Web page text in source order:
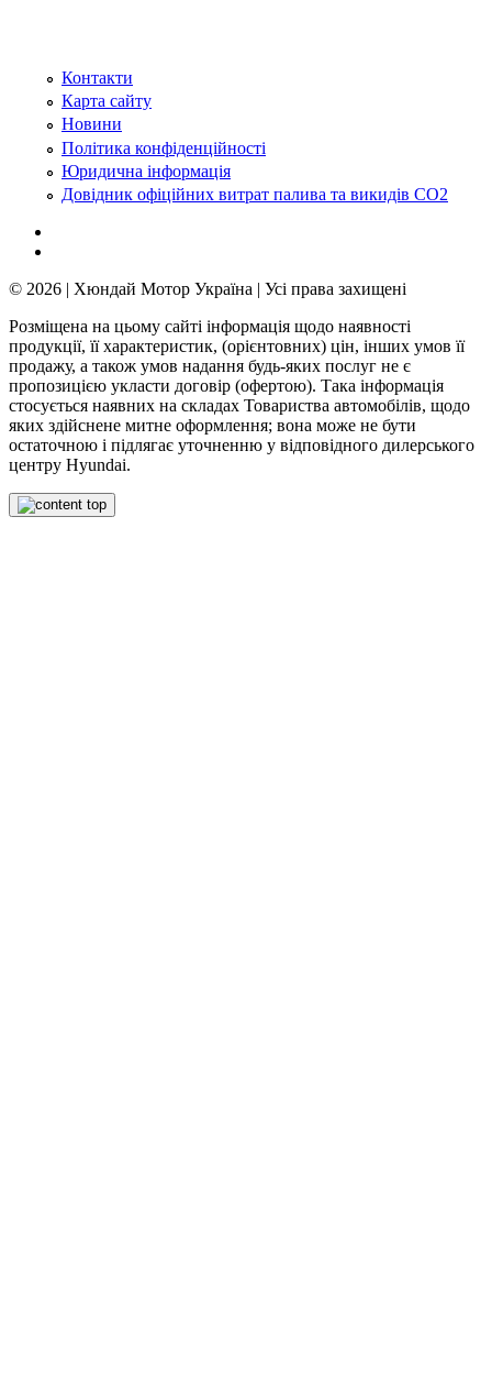
Контакти
Карта сайту
Новини
Політика конфіденційності
Юридична інформація
Довідник офіційних витрат палива та викидів СО2
© 2026 | Хюндай Мотор Україна | Усі права захищені
Розміщена на цьому сайті інформація щодо наявності
продукції, її характеристик, (орієнтовних) цін, інших умов її
продажу, а також умов надання будь-яких послуг не є
пропозицією укласти договір (офертою). Така інформація
стосується наявних на складах Товариства автомобілів, щодо
яких здійснене митне оформлення; вона може не бути
остаточною і підлягає уточненню у відповідного дилерського
центру Hyundai.